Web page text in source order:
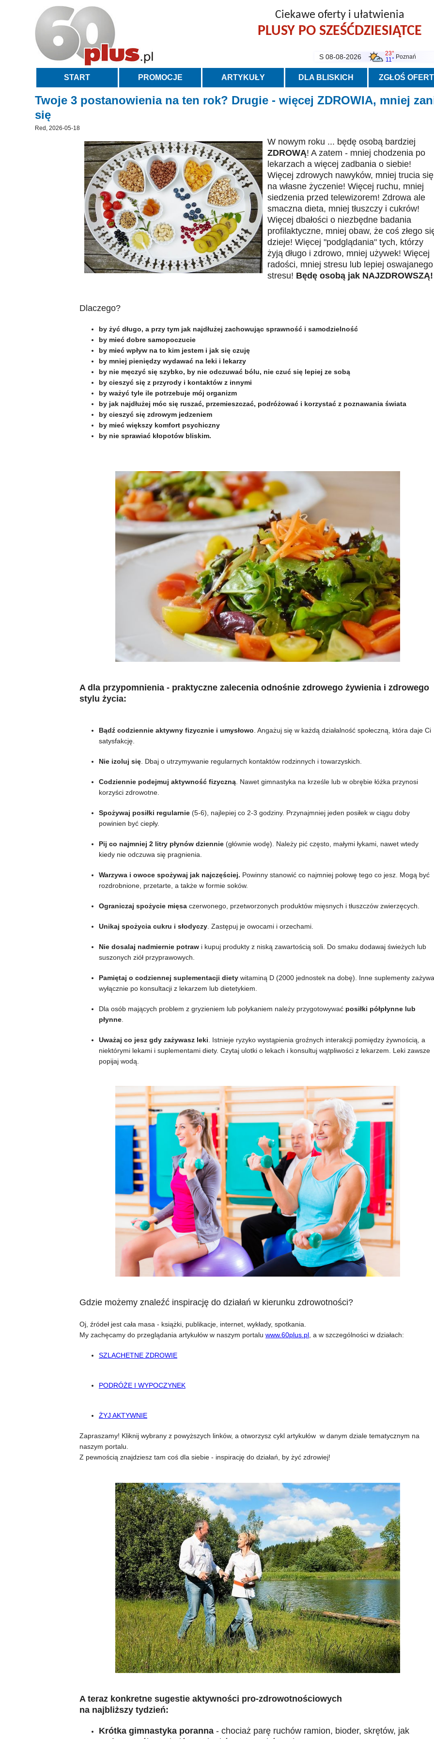
Ciekawe oferty i ułatwienia
PLUSY PO SZEŚĆDZIESIĄTCE
S 08-08-2026
23°
11° Poznań
START PROMOCJE ARTYKUŁY DLA BLISKICH ZGŁOŚ
Twoje 3 postanowienia na ten rok? Drugie - więcej ZDROWIA, mniej
się
Red, 2026-05-18
W nowym roku ... będę osobą bardziej
ZDROWĄ! A zatem - mniej chodzenia po
lekarzach a więcej zadbania o siebie!
Więcej zdrowych nawyków, mniej trucia się
na własne życzenie! Więcej ruchu, mniej
siedzenia przed telewizorem! Zdrowa ale
smaczna dieta, mniej tłuszczy i cukrów!
Więcej dbałości o niezbędne badania
profilaktyczne, mniej obaw, że coś złego
dzieje! Więcej "podglądania" tych, którzy
żyją długo i zdrowo, mniej używek! Więcej
radości, mniej stresu lub lepiej oswajanego
stresu! Będę osobą jak NAJZDROWSZĄ!
Dlaczego?
by żyć długo, a przy tym jak najdłużej zachowując sprawność i samodzielność
by mieć dobre samopoczucie
by mieć wpływ na to kim jestem i jak się czuję
by mniej pieniędzy wydawać na leki i lekarzy
by nie męczyć się szybko, by nie odczuwać bólu, nie czuć się lepiej ze sobą
by cieszyć się z przyrody i kontaktów z innymi
by ważyć tyle ile potrzebuje mój organizm
by jak najdłużej móc się ruszać, przemieszczać, podróżować i korzystać z poznawania świata
by cieszyć się zdrowym jedzeniem
by mieć większy komfort psychiczny
by nie sprawiać kłopotów bliskim.
A dla przypomnienia - praktyczne zalecenia odnośnie zdrowego żywienia i zdrowego
stylu życia:
Bądź codziennie aktywny fizycznie i umysłowo . Angażuj się w każdą działalność społeczną, która daje Ci
satysfakcję.
Nie izoluj się . Dbaj o utrzymywanie regularnych kontaktów rodzinnych i towarzyskich.
Codziennie podejmuj aktywność fizyczną . Nawet gimnastyka na krześle lub w obrębie łóżka przynosi
korzyści zdrowotne.
Spożywaj posiłki regularnie (5-6), najlepiej co 2-3 godziny. Przynajmniej jeden posiłek w ciągu doby
powinien być ciepły.
Pij co najmniej 2 litry płynów dziennie (głównie wodę). Należy pić często, małymi łykami, nawet wtedy
kiedy nie odczuwa się pragnienia.
Warzywa i owoce spożywaj jak najczęściej. Powinny stanowić co najmniej połowę tego co jesz. Mogą być
rozdrobnione, przetarte, a także w formie soków.
Ograniczaj spożycie mięsa czerwonego, przetworzonych produktów mięsnych i tłuszczów zwierzęcych.
Unikaj spożycia cukru i słodyczy . Zastępuj je owocami i orzechami.
Nie dosalaj nadmiernie potraw i kupuj produkty z niską zawartością soli. Do smaku dodawaj świeżych lub
suszonych ziół przyprawowych.
Pamiętaj o codziennej suplementacji diety witaminą D (2000 jednostek na dobę). Inne suplementy
wyłącznie po konsultacji z lekarzem lub dietetykiem.
Dla osób mających problem z gryzieniem lub połykaniem należy przygotowywać posiłki półpłynne lub
płynne
Uważaj co jesz gdy zażywasz leki . Istnieje ryzyko wystąpienia groźnych interakcji pomiędzy żywnością, a
niektórymi lekami i suplementami diety. Czytaj ulotki o lekach i konsultuj wątpliwości z lekarzem. Leki zawsze
popijaj wodą.
Gdzie możemy znaleźć inspirację do działań w kierunku zdrowotności?
Oj, źródeł jest cała masa - książki, publikacje, internet, wykłady, spotkania.
My zachęcamy do przeglądania artykułów w naszym portalu www.60plus.pl , a w szczególności w działach:
SZLACHETNE ZDROWIE
PODRÓŻE I WYPOCZYNEK
ŻYJ AKTYWNIE
Zapraszamy! Kliknij wybrany z powyższych linków, a otworzysz cykl artykułów w danym dziale tematycznym na
naszym portalu.
Z pewnością znajdziesz tam coś dla siebie - inspirację do działań, by żyć zdrowiej!
A teraz konkretne sugestie aktywności pro-zdrowotnościowych
na najbliższy tydzień:
Krótka gimnastyka poranna - chociaż parę ruchów ramion, bioder, skrętów, jak